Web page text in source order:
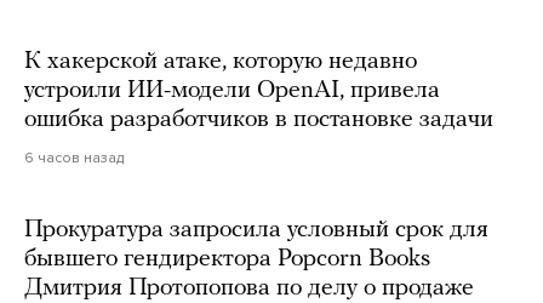
К хакерской атаке, которую недавно
устроили ИИ-модели OpenAI, привела
ошибка разработчиков в постановке задачи
6 часов назад
Прокуратура запросила условный срок для
бывшего гендиректора Popcorn Books
Дмитрия Протопопова по делу о продаже